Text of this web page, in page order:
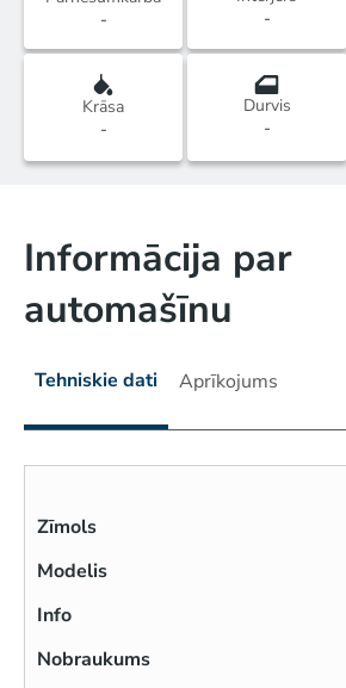
-
-
Krāsa
-
Durvis
-
Informācija par
automašīnu
Tehniskie dati Aprīkojums
Zīmols
Modelis
Info
Nobraukums